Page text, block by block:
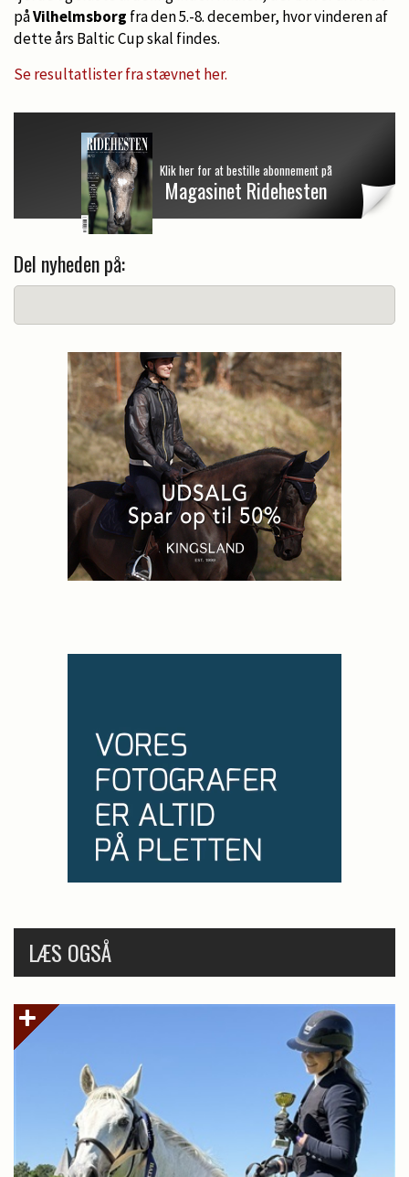
påVilhelmsborg fra den 5.-8. december, hvor vinderen af
dette års Baltic Cup skal findes.
Se resultatlister fra stævnet her.
Klik her for at bestille abonnement på
Magasinet Ridehesten
Del nyheden på:
LÆS OGSÅ